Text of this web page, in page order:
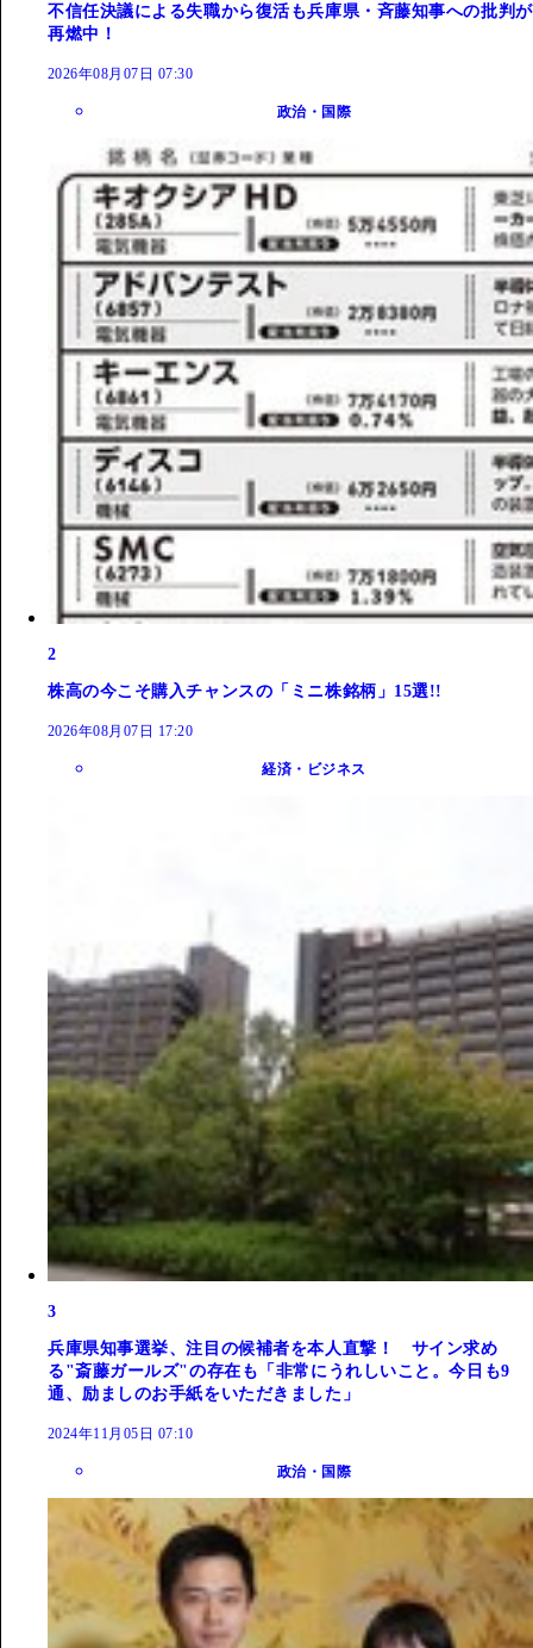
不信任決議による失職から復活も兵庫県・斉藤知事への批判が
再燃中！
2026年08月07日 07:30
政治・国際
2
株高の今こそ購入チャンスの「ミニ株銘柄」15選!!
2026年08月07日 17:20
経済・ビジネス
3
兵庫県知事選挙、注目の候補者を本人直撃！ サイン求め
る"斎藤ガールズ"の存在も「非常にうれしいこと。今日も9
通、励ましのお手紙をいただきました」
2024年11月05日 07:10
政治・国際